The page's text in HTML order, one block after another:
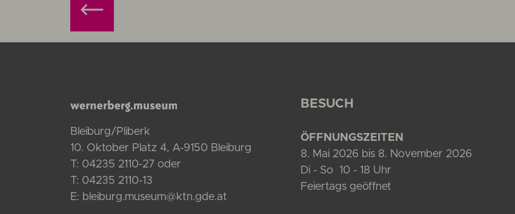
Bleiburg/Pliberk
10. Oktober Platz 4, A-9150 Bleiburg
T: 04235 2110-27 oder
T: 04235 2110-13
E: bleiburg.museum@ktn.gde.at
BESUCH
ÖFFNUNGSZEITEN
8. Mai 2026 bis 8. November 2026
Di - So 10 - 18 Uhr
Feiertags geöffnet